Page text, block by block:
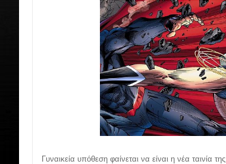
Γυναικεία υπόθεση φαίνεται να είναι η νέα ταινία της